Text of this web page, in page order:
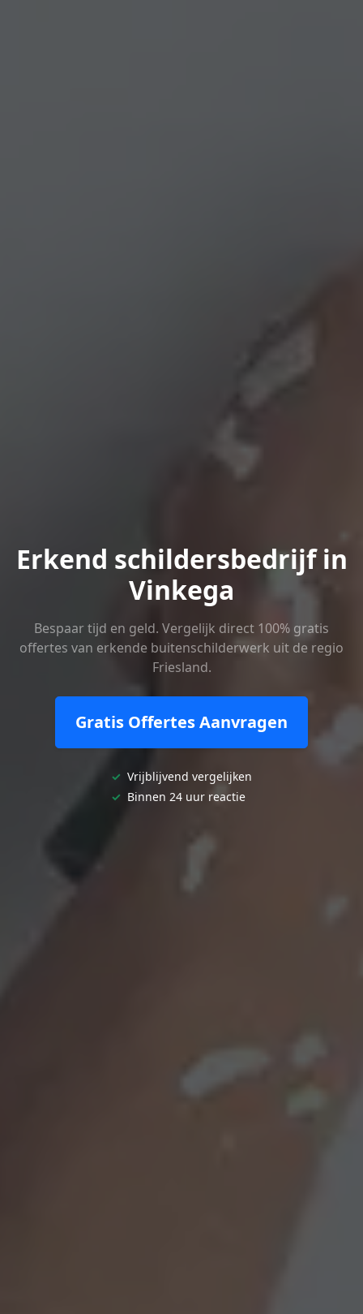
Erkend schildersbedrijf in
Vinkega
Bespaar tijd en geld. Vergelijk direct 100% gratis
offertes van erkende buitenschilderwerk uit de regio
Friesland.
Gratis Offertes Aanvragen
✓ Vrijblijvend vergelijken
✓ Binnen 24 uur reactie